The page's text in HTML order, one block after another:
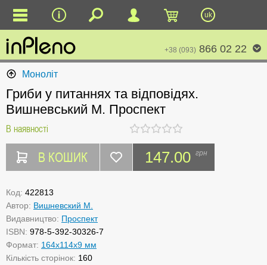
uk
+38 (093) 866 02 22
Моноліт
Гриби у питаннях та відповідях.
Вишневський М. Проспект
В наявності
В КОШИК 147.00 грн
Код: 422813
Автор: Вишневский М.
Видавництво: Проспект
ISBN: 978-5-392-30326-7
Формат: 164x114x9 мм
Кількість сторінок: 160